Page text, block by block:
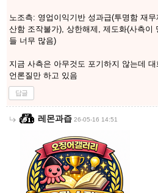
노조측: 영업이익기반 성과급(투명함 재
산함 조작불가), 상한해제, 제도화(사측이
들 너무 많음)
지금 사측은 아무것도 포기하지 않는데
언론질만 하고 있음
답글
레몬과즙 26-05-16 14:51